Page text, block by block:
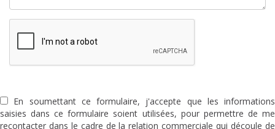
En soumettant ce formulaire, j'accepte que les informations
saisies dans ce formulaire soient utilisées, pour permettre de me
recontacter dans le cadre de la relation commerciale qui découle de